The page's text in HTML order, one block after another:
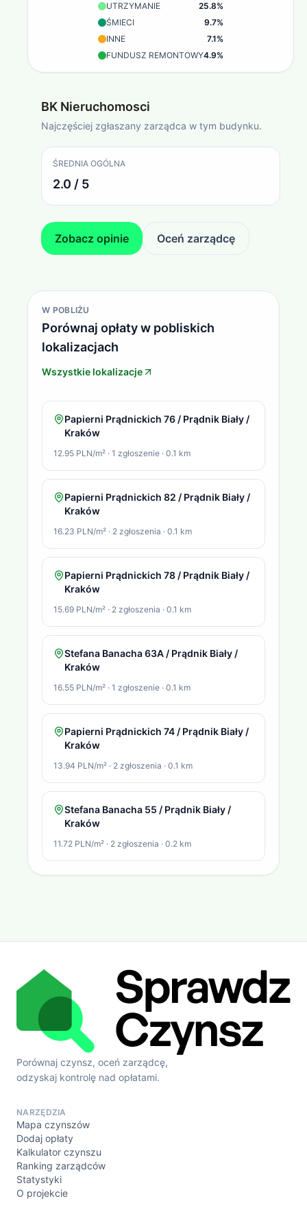
UTRZYMANIE
25.8%
ŚMIECI
9.7%
INNE
7.1%
FUNDUSZ REMONTOWY4.9%
BK Nieruchomosci
Najczęściej zgłaszany zarządca w tym budynku.
ŚREDNIA OGÓLNA
2.0 / 5
Zobacz opinie Oceń zarządcę
W POBLIŻU
Porównaj opłaty w pobliskich
lokalizacjach
Wszystkie lokalizacje
Papierni Prądnickich 76 / Prądnik Biały /
Kraków
12.95 PLN/m² · 1 zgłoszenie · 0.1 km
Papierni Prądnickich 82 / Prądnik Biały /
Kraków
16.23 PLN/m² · 2 zgłoszenia · 0.1 km
Papierni Prądnickich 78 / Prądnik Biały /
Kraków
15.69 PLN/m² · 2 zgłoszenia · 0.1 km
Stefana Banacha 63A / Prądnik Biały /
Kraków
16.55 PLN/m² · 1 zgłoszenie · 0.1 km
Papierni Prądnickich 74 / Prądnik Biały /
Kraków
13.94 PLN/m² · 2 zgłoszenia · 0.1 km
Stefana Banacha 55 / Prądnik Biały /
Kraków
11.72 PLN/m² · 2 zgłoszenia · 0.2 km
Porównaj czynsz, oceń zarządcę,
odzyskaj kontrolę nad opłatami.
NARZĘDZIA
Mapa czynszów
Dodaj opłaty
Kalkulator czynszu
Ranking zarządców
Statystyki
O projekcie